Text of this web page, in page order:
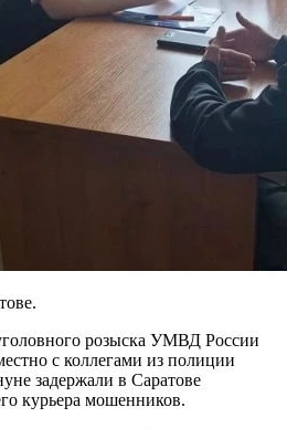
розыска УМВД России
с коллегами из полиции
задержали в Саратове
курьера мошенников.